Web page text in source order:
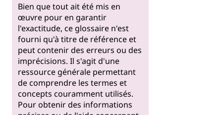
Bien que tout ait été mis en
œuvre pour en garantir
l'exactitude, ce glossaire n'est
fourni qu'à titre de référence et
peut contenir des erreurs ou des
imprécisions. Il s'agit d'une
ressource générale permettant
de comprendre les termes et
concepts couramment utilisés.
Pour obtenir des informations